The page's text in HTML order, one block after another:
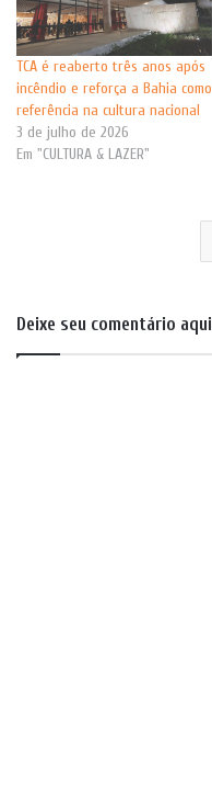
TCA é reaberto três anos após
incêndio e reforça a Bahia como
referência na cultura nacional
3 de julho de 2026
Em "CULTURA & LAZER"
Deixe seu comentário aqui